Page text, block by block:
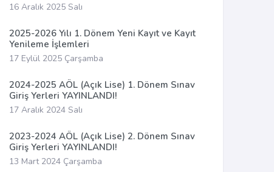
16 Aralık 2025 Salı
2025-2026 Yılı 1. Dönem Yeni Kayıt ve Kayıt
Yenileme İşlemleri
17 Eylül 2025 Çarşamba
2024-2025 AÖL (Açık Lise) 1. Dönem Sınav
Giriş Yerleri YAYINLANDI!
17 Aralık 2024 Salı
2023-2024 AÖL (Açık Lise) 2. Dönem Sınav
Giriş Yerleri YAYINLANDI!
13 Mart 2024 Çarşamba